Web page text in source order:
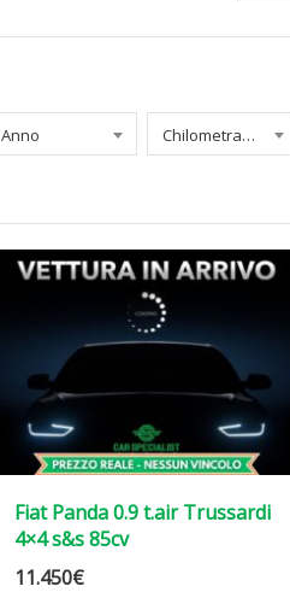
Anno Chilometraggio
Fiat Panda 0.9 t.air Trussardi
4×4 s&s 85cv
11.450€